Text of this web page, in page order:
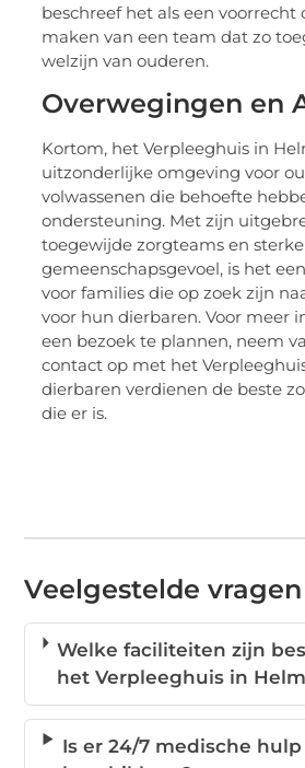
beschreef het als een
maken van een team dat zo
welzijn van ouderen.
Overwegingen en
Kortom, het Verpleeghuis in
uitzonderlijke omgeving voor
volwassenen die behoefte
ondersteuning. Met zijn
toegewijde zorgteams en sterke
gemeenschapsgevoel, is het
voor families die op zoek zijn
voor hun dierbaren. Voor meer
een bezoek te plannen, neem
contact op met het
dierbaren verdienen de beste
die er is.
Veelgestelde vragen
Welke faciliteiten zijn
het Verpleeghuis in
Is er 24/7 medische hulp